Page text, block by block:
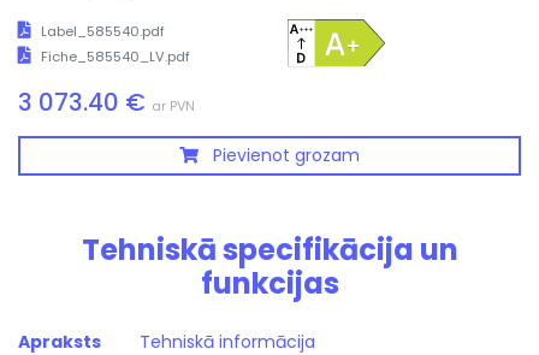
Label_585540.pdf
Fiche_585540_LV.pdf
3 073.40 € ar PVN
Pievienot grozam
Tehniskā specifikācija un
funkcijas
Apraksts Tehniskā informācija